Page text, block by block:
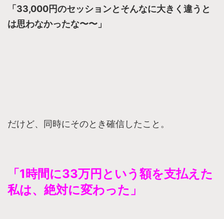
「33,000円のセッションとそんなに大きく違うと
は思わなかったな〜〜」
だけど、同時にそのとき確信したこと。
「1時間に33万円という額を支払えた
私は、絶対に変わった」